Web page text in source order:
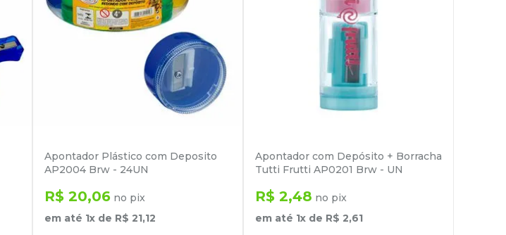
Apontador Plástico com Deposito
AP2004 Brw - 24UN
R$ 20,06 no pix
em até 1x de R$ 21,12
Apontador com Depósito + Borracha
Tutti Frutti AP0201 Brw - UN
R$ 2,48 no pix
em até 1x de R$ 2,61